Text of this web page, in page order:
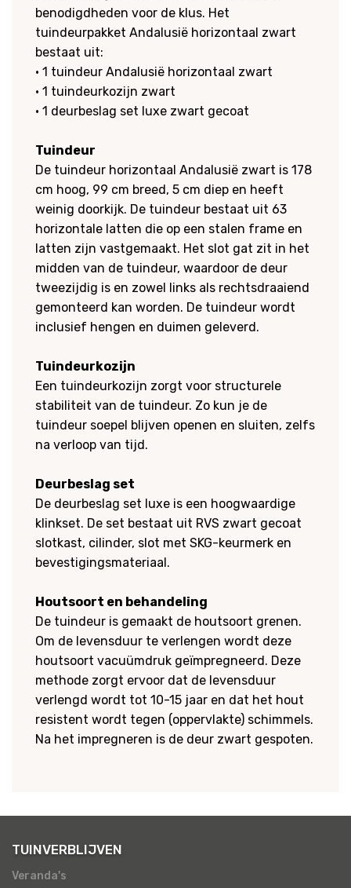
benodigdheden voor de klus. Het
tuindeurpakket Andalusië horizontaal zwart
bestaat uit:
• 1 tuindeur Andalusië horizontaal zwart
• 1 tuindeurkozijn zwart
• 1 deurbeslag set luxe zwart gecoat
Tuindeur
De tuindeur horizontaal Andalusië zwart is 178
cm hoog, 99 cm breed, 5 cm diep en heeft
weinig doorkijk. De tuindeur bestaat uit 63
horizontale latten die op een stalen frame en
latten zijn vastgemaakt. Het slot gat zit in het
midden van de tuindeur, waardoor de deur
tweezijdig is en zowel links als rechtsdraaiend
gemonteerd kan worden. De tuindeur wordt
inclusief hengen en duimen geleverd.
Tuindeurkozijn
Een tuindeurkozijn zorgt voor structurele
stabiliteit van de tuindeur. Zo kun je de
tuindeur soepel blijven openen en sluiten, zelfs
na verloop van tijd.
Deurbeslag set
De deurbeslag set luxe is een hoogwaardige
klinkset. De set bestaat uit RVS zwart gecoat
slotkast, cilinder, slot met SKG-keurmerk en
bevestigingsmateriaal.
Houtsoort en behandeling
De tuindeur is gemaakt de houtsoort grenen.
Om de levensduur te verlengen wordt deze
houtsoort vacuümdruk geïmpregneerd. Deze
methode zorgt ervoor dat de levensduur
verlengd wordt tot 10-15 jaar en dat het hout
resistent wordt tegen (oppervlakte) schimmels.
Na het impregneren is de deur zwart gespoten.
TUINVERBLIJVEN
Veranda's